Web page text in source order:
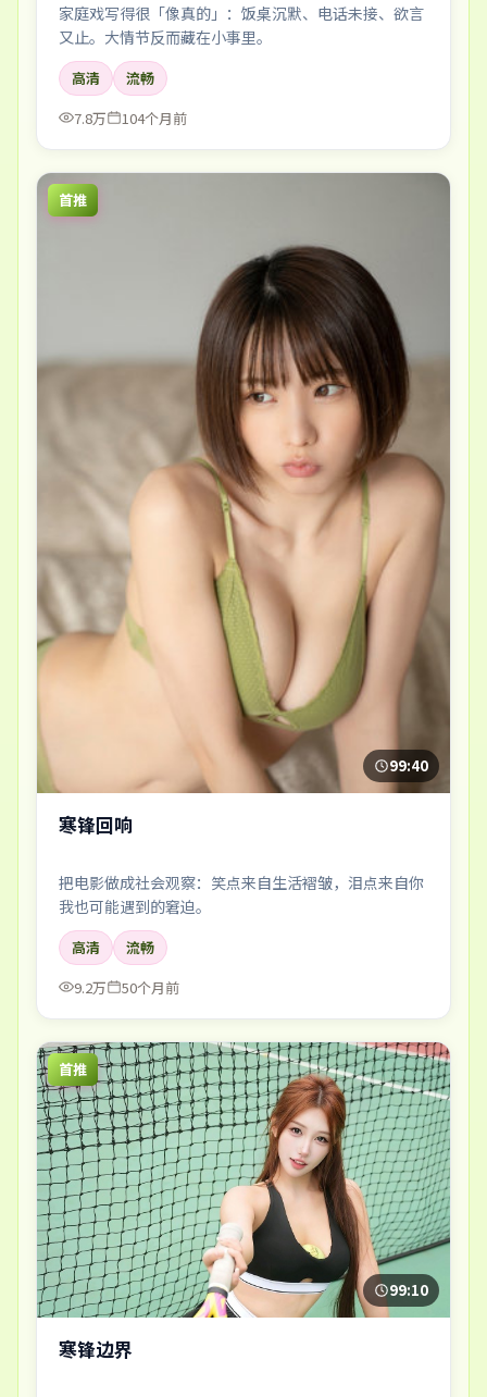
家庭戏写得很「像真的」：饭桌沉默、电话未接、欲言
又止。大情节反而藏在小事里。
高清
流畅
7.8万
104个月前
首推
99:40
寒锋回响
把电影做成社会观察：笑点来自生活褶皱，泪点来自你
我也可能遇到的窘迫。
高清
流畅
9.2万
50个月前
首推
99:10
寒锋边界